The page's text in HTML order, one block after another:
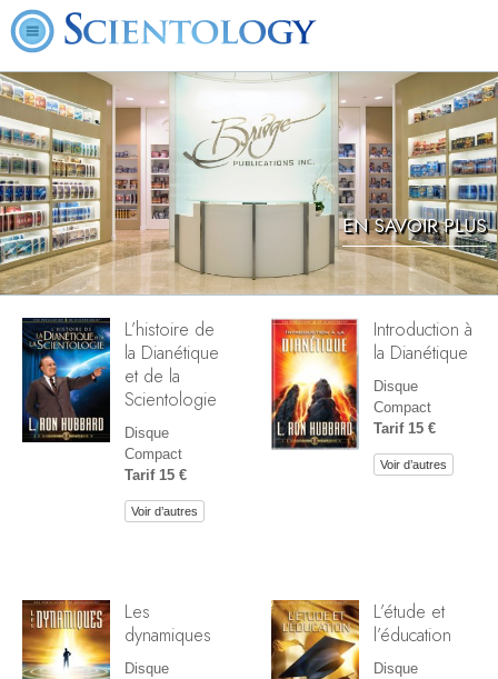
EN SAVOIR PLUS
L’histoire de
la Dianétique
et de la
Scientologie
Disque
Compact
Tarif 15 €
Voir d’autres
Introduction à
la Dianétique
Disque
Compact
Tarif 15 €
Voir d’autres
Les
dynamiques
Disque
L’étude et
l’éducation
Disque